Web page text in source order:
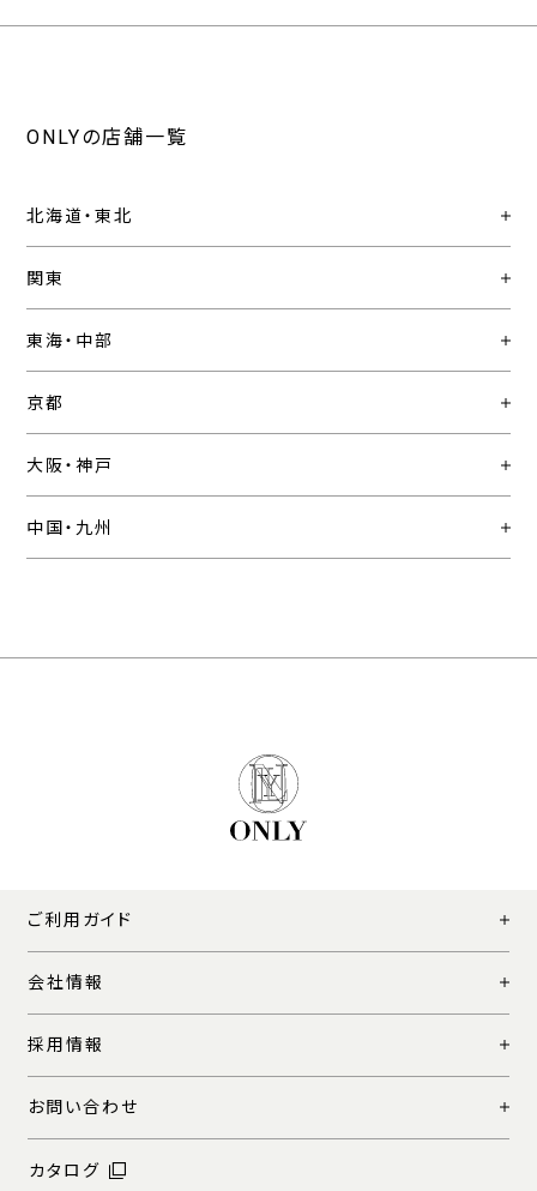
ONLYの店舗一覧
北海道・東北
関東
東海・中部
京都
大阪・神戸
中国・九州
ご利用ガイド
会社情報
採用情報
お問い合わせ
カタログ